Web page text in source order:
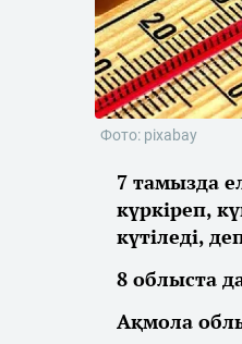
Фото: pixabay
7 тамызда
күркіреп,
күтіледі,
8 облыста
Ақмола